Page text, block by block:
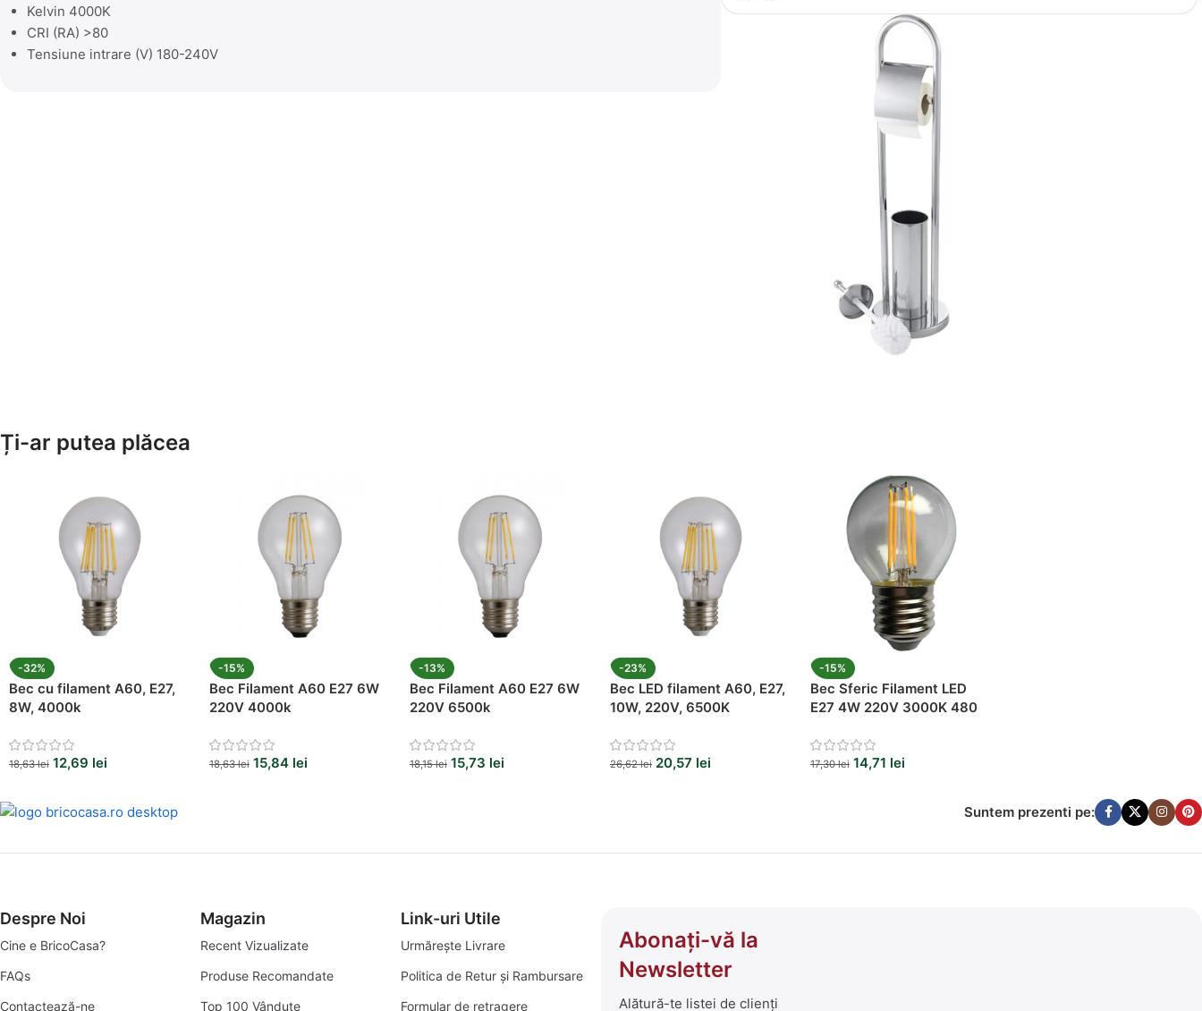
Kelvin 4000K
CRI (RA) >80
Tensiune intrare (V) 180-240V
Ți-ar putea plăcea
-32%
Bec cu filament A60, E27,
8W, 4000k
18,63lei 12,69 lei
-15%
Bec Filament A60 E27 6W
220V 4000k
18,63lei 15,84 lei
-13%
Bec Filament A60 E27 6W
220V 6500k
18,15lei 15,73 lei
-23%
Bec LED filament A60, E27,
10W, 220V, 6500K
26,62lei 20,57 lei
-15%
Bec Sferic Filament LED
E27 4W 220V 3000K 480
17,30lei 14,71 lei
Suntem prezenti pe:
Despre Noi
Cine e BricoCasa?
FAQs
Contactează-ne
Magazin
Recent Vizualizate
Produse Recomandate
Top 100 Vândute
Link-uri Utile
Urmărește Livrare
Politica de Retur și Rambursare
Formular de retragere
Abonați-vă la
Newsletter
Alătură-te listei de clienți